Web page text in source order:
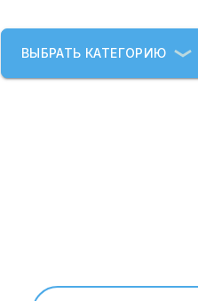
ВЫБРАТЬ КАТЕГОРИЮ